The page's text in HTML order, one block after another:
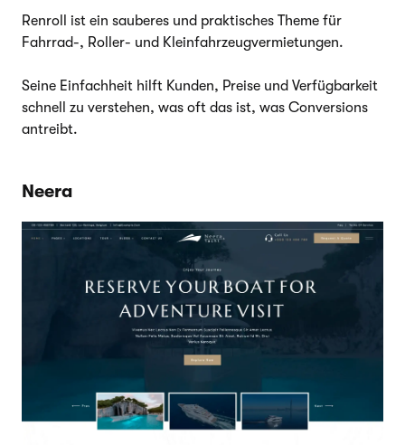
Renroll ist ein sauberes und praktisches Theme für
Fahrrad-, Roller- und Kleinfahrzeugvermietungen.
Seine Einfachheit hilft Kunden, Preise und Verfügbarkeit
schnell zu verstehen, was oft das ist, was Conversions
antreibt.
Neera